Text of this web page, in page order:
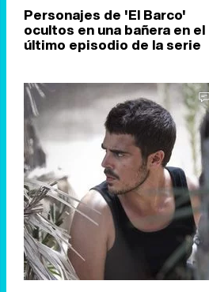
Personajes de 'El Barco'
ocultos en una bañera en el
último episodio de la serie